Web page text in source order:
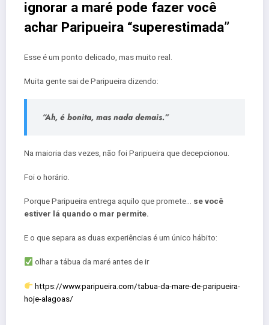
ignorar a maré pode fazer você
achar Paripueira “superestimada”
Esse é um ponto delicado, mas muito real.
Muita gente sai de Paripueira dizendo:
“Ah, é bonita, mas nada demais.”
Na maioria das vezes, não foi Paripueira que decepcionou.
Foi o horário.
Porque Paripueira entrega aquilo que promete… se você
estiver lá quando o mar permite.
E o que separa as duas experiências é um único hábito:
olhar a tábua da maré antes de ir
https://www.paripueira.com/tabua-da-mare-de-paripueira-
hoje-alagoas/